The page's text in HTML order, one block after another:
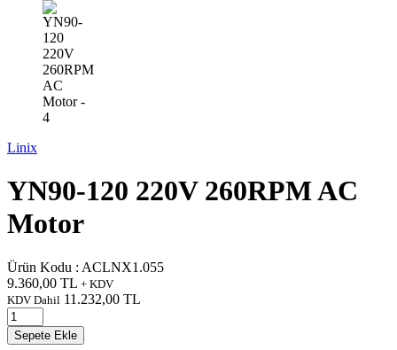
Linix
YN90-120 220V 260RPM AC
Motor
Ürün Kodu : ACLNX1.055
9.360,00 TL + KDV
KDV Dahil 11.232,00 TL
Sepete Ekle